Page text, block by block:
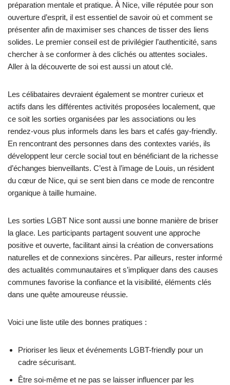
préparation mentale et pratique. À Nice, ville réputée pour son
ouverture d’esprit, il est essentiel de savoir où et comment se
présenter afin de maximiser ses chances de tisser des liens
solides. Le premier conseil est de privilégier l’authenticité, sans
chercher à se conformer à des clichés ou attentes sociales.
Aller à la découverte de soi est aussi un atout clé.
Les célibataires devraient également se montrer curieux et
actifs dans les différentes activités proposées localement, que
ce soit les sorties organisées par les associations ou les
rendez-vous plus informels dans les bars et cafés gay-friendly.
En rencontrant des personnes dans des contextes variés, ils
développent leur cercle social tout en bénéficiant de la richesse
d’échanges bienveillants. C’est à l’image de Louis, un résident
du cœur de Nice, qui se sent bien dans ce mode de rencontre
organique à taille humaine.
Les sorties LGBT Nice sont aussi une bonne manière de briser
la glace. Les participants partagent souvent une approche
positive et ouverte, facilitant ainsi la création de conversations
naturelles et de connexions sincères. Par ailleurs, rester informé
des actualités communautaires et s’impliquer dans des causes
communes favorise la confiance et la visibilité, éléments clés
dans une quête amoureuse réussie.
Voici une liste utile des bonnes pratiques :
Prioriser les lieux et événements LGBT-friendly pour un
cadre sécurisant.
Être soi-même et ne pas se laisser influencer par les